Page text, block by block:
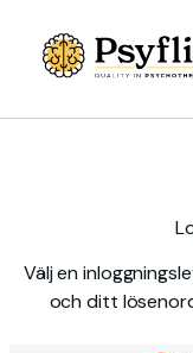
Välj en
och ditt